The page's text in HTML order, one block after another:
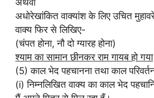
अधोरेखांकित वाक्यांश के लिए उचित
वाक्य फिर से लिखिए-
(चंपत होना, नौ दो ग्यारह होना)
श्याम का सामान छीनकर राम गायब हो गया
(5) काल भेद पहचानना तथा काल
(i) निम्नलिखित वाक्य का काल भेद